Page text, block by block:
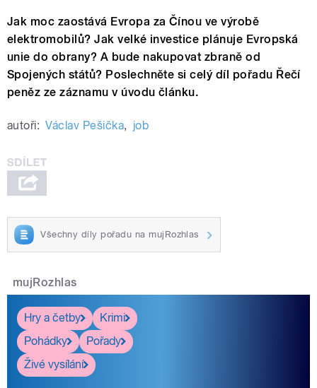
Jak moc zaostává Evropa za Čínou ve výrobě
elektromobilů? Jak velké investice plánuje Evropská
unie do obrany? A bude nakupovat zbraně od
Spojených států? Poslechněte si celý díl pořadu Řečí
peněz ze záznamu v úvodu článku.
autoři: Václav Pešička, job
Všechny díly pořadu na mujRozhlas
mujRozhlas
Hry a četby
Krimi
Pohádky
Pořady
Živé vysílání